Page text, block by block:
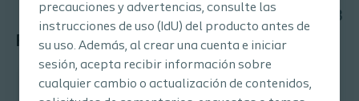
precauciones y advertencias, consulte las
instrucciones de uso (IdU) del producto antes de
su uso. Además, al crear una cuenta e iniciar
sesión, acepta recibir información sobre
cualquier cambio o actualización de contenidos,
Recursos para pacientes
1/3